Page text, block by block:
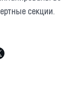
секции.